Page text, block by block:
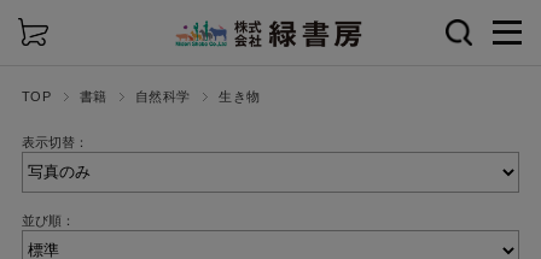
TOP 書籍 自然科学 生き物
表示切替：
並び順：